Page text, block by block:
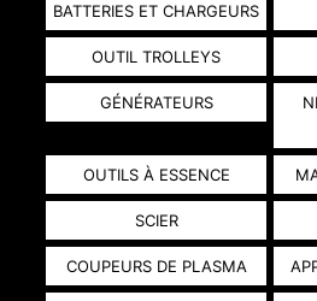
BATTERIES ET CHARGEURS
OUTIL TROLLEYS
GÉNÉRATEURS
OUTILS À ESSENCE
SCIER
COUPEURS DE PLASMA